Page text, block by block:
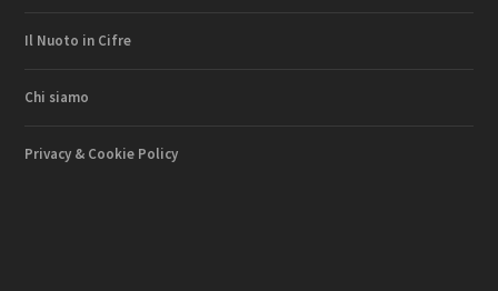
Il Nuoto in Cifre
Chi siamo
Privacy & Cookie Policy